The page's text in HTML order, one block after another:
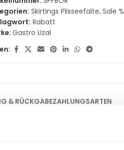
Skirtings Plisseefalte, Sale %
Rabatt
Gastro Uzal
& RÜCKGABEZAHLUNGSARTEN